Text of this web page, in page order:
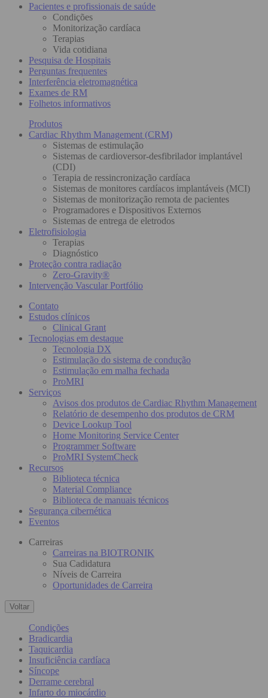
Pacientes e profissionais de saúde
Condições
Monitorização cardíaca
Terapias
Vida cotidiana
Pesquisa de Hospitais
Perguntas frequentes
Interferência eletromagnética
Exames de RM
Folhetos informativos
Produtos
Cardiac Rhythm Management (CRM)
Sistemas de estimulação
Sistemas de cardioversor-desfibrilador implantável
(CDI)
Terapia de ressincronização cardíaca
Sistemas de monitores cardíacos implantáveis (MCI)
Sistemas de monitorização remota de pacientes
Programadores e Dispositivos Externos
Sistemas de entrega de eletrodos
Eletrofisiologia
Terapias
Diagnóstico
Proteção contra radiação
Zero-Gravity®
Intervenção Vascular Portfólio
Contato
Estudos clínicos
Clinical Grant
Tecnologias em destaque
Tecnologia DX
Estimulação do sistema de condução
Estimulação em malha fechada
ProMRI
Serviços
Avisos dos produtos de Cardiac Rhythm Management
Relatório de desempenho dos produtos de CRM
Device Lookup Tool
Home Monitoring Service Center
Programmer Software
ProMRI SystemCheck
Recursos
Biblioteca técnica
Material Compliance
Biblioteca de manuais técnicos
Segurança cibernética
Eventos
Carreiras
Carreiras na BIOTRONIK
Sua Cadidatura
Níveis de Carreira
Oportunidades de Carreira
Voltar
Condições
Bradicardia
Taquicardia
Insuficiência cardíaca
Síncope
Derrame cerebral
Infarto do miocárdio